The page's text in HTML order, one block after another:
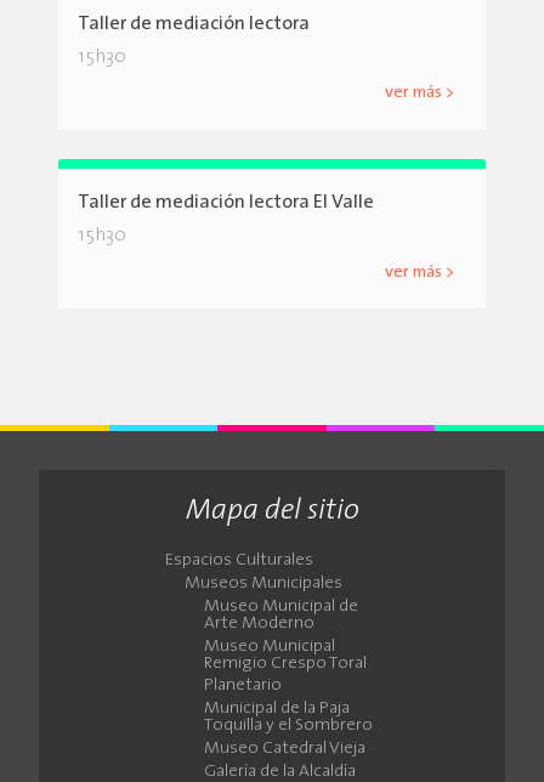
Taller de mediación lectora
15h30
ver más >
Taller de mediación lectora El Valle
15h30
ver más >
Mapa del sitio
Espacios Culturales
Museos Municipales
Museo Municipal de
Arte Moderno
Museo Municipal
Remigio Crespo Toral
Planetario
Municipal de la Paja
Toquilla y el Sombrero
Museo Catedral Vieja
Galería de la Alcaldía